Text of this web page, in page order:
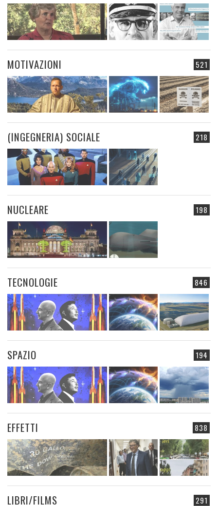
521
MOTIVAZIONI
218
(INGEGNERIA) SOCIALE
198
NUCLEARE
846
TECNOLOGIE
194
SPAZIO
838
EFFETTI
291
LIBRI/FILMS